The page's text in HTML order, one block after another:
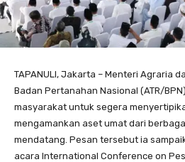
TAPANULI, Jakarta – Menteri Agraria
Badan Pertanahan Nasional (ATR/
masyarakat untuk segera
mengamankan aset umat dari
mendatang. Pesan tersebut ia
acara International Conference on